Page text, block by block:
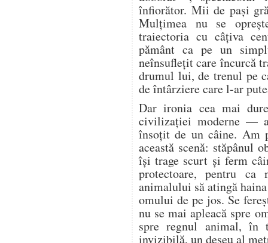
înfiorător. Mii de pași
Mulțimea nu se
traiectoria cu câțiva
pământ ca pe un
neînsuflețit care încurcă
drumul lui, de trenul pe
de întârziere care l-ar
Dar ironia cea mai
civilizației moderne —
însoțit de un câine. Am
această scenă: stăpânul
își trage scurt și ferm
protectoare, pentru ca
animalului să atingă
omului de pe jos. Se
nu se mai apleacă spre
spre regnul animal, în
invizibilă, un deșeu al